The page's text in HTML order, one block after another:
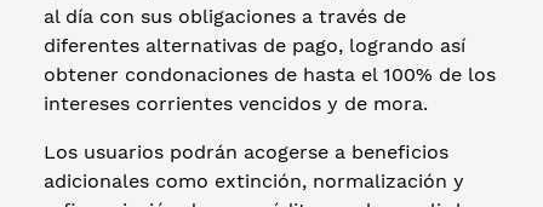
al día con sus obligaciones a través de
diferentes alternativas de pago, logrando así
obtener condonaciones de hasta el 100% de los
intereses corrientes vencidos y de mora.
Los usuarios podrán acogerse a beneficios
adicionales como extinción, normalización y